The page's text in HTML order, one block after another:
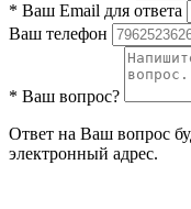
* Ваш Email для ответа
Ваш телефон
* Ваш вопрос?
Ответ на Ваш вопрос
электронный адрес.